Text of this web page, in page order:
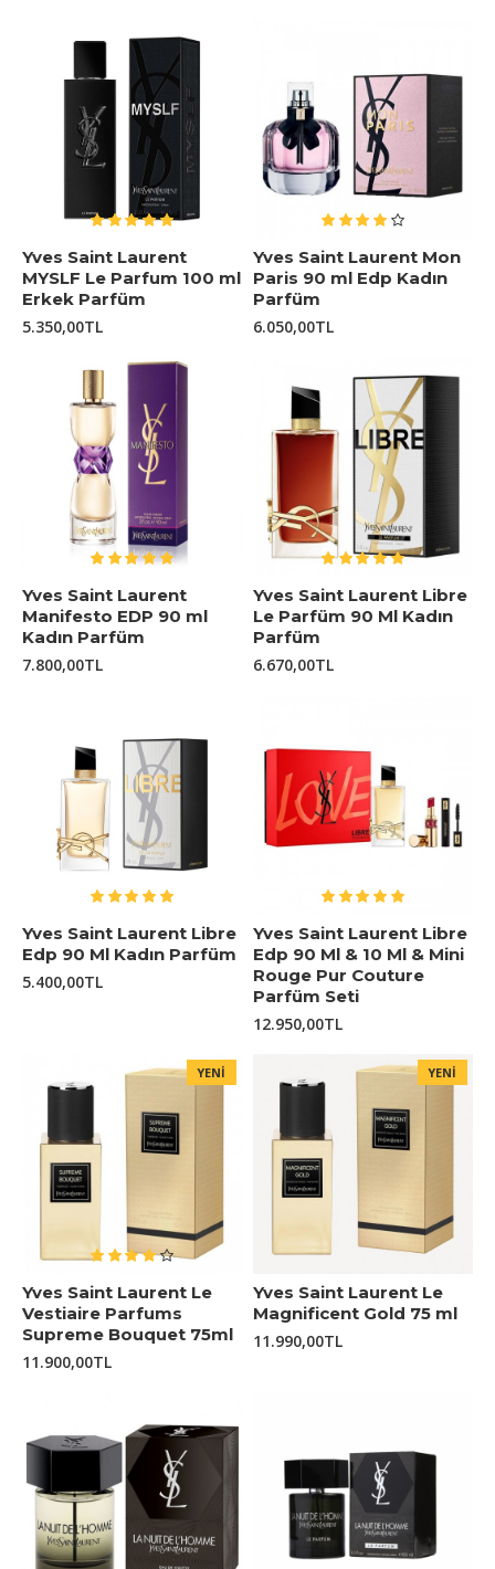
Yves Saint Laurent
MYSLF Le Parfum 100 ml
Erkek Parfüm
5.350,00TL
Yves Saint Laurent Mon
Paris 90 ml Edp Kadın
Parfüm
6.050,00TL
Yves Saint Laurent
Manifesto EDP 90 ml
Kadın Parfüm
7.800,00TL
Yves Saint Laurent Libre
Le Parfüm 90 Ml Kadın
Parfüm
6.670,00TL
Yves Saint Laurent Libre
Edp 90 Ml Kadın Parfüm
5.400,00TL
Yves Saint Laurent Libre
Edp 90 Ml & 10 Ml & Mini
Rouge Pur Couture
Parfüm Seti
12.950,00TL
YENI
Yves Saint Laurent Le
Vestiaire Parfums
Supreme Bouquet 75ml
11.900,00TL
YENI
Yves Saint Laurent Le
Magnificent Gold 75 ml
11.990,00TL